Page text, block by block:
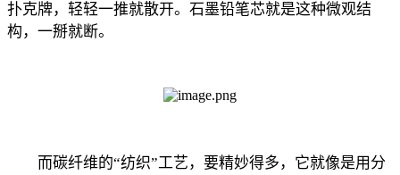
扑克牌，轻轻一推就散开。石墨铅笔芯就是这种微观结
构，一掰就断。
而碳纤维的“纺织”工艺，要精妙得多，它就像是用分